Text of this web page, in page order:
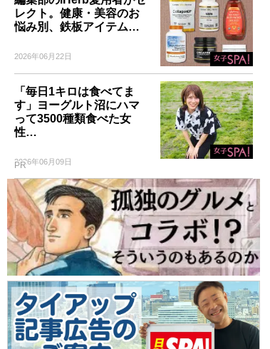
レクト。健康・美容のお
悩み別、鉄板アイテム…
2026年06月22日
「毎日1キロは食べてま
す」ヨーグルト沼にハマ
って3500種類食べた女
性…
2026年06月09日
PR